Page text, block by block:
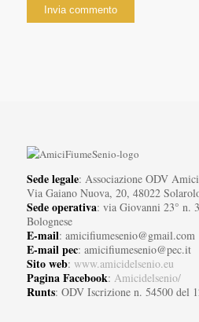
Sede legale: Associazione ODV
Via Gaiano Nuova, 20, 48022
Sede operativa: via Giovanni 23° n.
Bolognese
E-mail: amicifiumesenio@gmail.com
E-mail pec: amicifiumesenio@pec.it
Sito web: www.amicidelsenio.eu
Pagina Facebook: Amicidelsenio/
Runts: ODV Iscrizione n. 54500 del